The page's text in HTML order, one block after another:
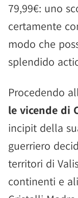
79,99€: uno
certamente
modo che
splendido
Procedendo
le vicende di
incipit della
guerriero
territori di
continenti e